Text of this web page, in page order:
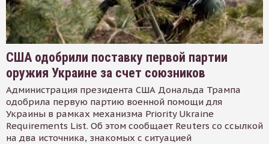
США одобрили поставку первой партии
оружия Украине за счет союзников
Администрация президента США Дональда Трампа
одобрила первую партию военной помощи для
Украины в рамках механизма Priority Ukraine
Requirements List. Об этом сообщает Reuters со ссылкой
на два источника, знакомых с ситуацией